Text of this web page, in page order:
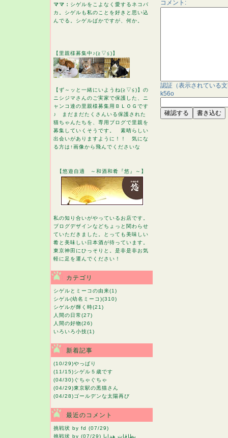
ママ： シゲルをこよなく愛するネコバ
カ。シゲルも私のことを好きと思い込
んでる。シゲルばかですが、何か。
【里親様募集中♪(≧▽≦)】
【ず～ッと一緒にいようね(≧▽≦)】の
ニシジマさんのご実家で保護した、ニ
ャンコ達の里親様募集用ＢＬＯＧです
♪ まだまだたくさんいる保護された
猫ちゃんたちを、専用ブログで里親を
募集していくそうです。 素晴らしい
出会いがありますように！！ 気にな
る方は↑画像から飛んでくださいな
【悠遊自適 ～和酒和肴『悠』～】
私の知り合いがやっているお店です。
ブログデザインなどちょっと関わらせ
ていただきました。とっても美味しい
肴と美味しい日本酒が待っています。
東京神田にひっそりと。是非是非お気
軽に足を運んでください！
カテゴリ
シゲルとミーコの由来(1)
シゲル(幼名ミーコ)(310)
シゲルが輝く時(21)
人間の日常(27)
人間の好物(26)
いろいろ小技(1)
新着記事
(10/29)やっぱり
(11/15)シゲル５歳です
(04/30) ぐちゃぐちゃ
(04/29)東京駅の黒猫さん
(04/28)ゴールデンな太陽再び
最近のコメント
挑戦状 by fd (07/29)
挑戦状
by بطاقات هدايا (07/29)
コメント:
認証（表示されている
k56o